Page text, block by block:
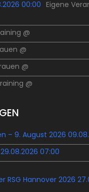
00:00 Eigene
@
@
@
@
– 9. August 2026
07:00
RSG Hannover 2026